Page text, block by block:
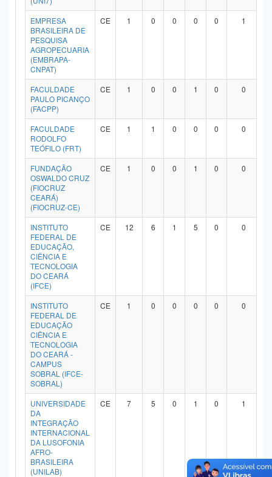
Planalto
EMPRESA
BRASILEIRA DE
PESQUISA
AGROPECUARIA
(EMBRAPA-
CNPAT)
CE 1 0 0 0 0 1
FACULDADE
PAULO PICANÇO
(FACPP)
CE 1 0 0 1 0 0
FACULDADE
RODOLFO
TEÓFILO (FRT)
CE 1 1 0 0 0 0
FUNDAÇÃO
OSWALDO CRUZ
(FIOCRUZ
CEARÁ)
(FIOCRUZ-CE)
CE 1 0 0 1 0 0
INSTITUTO
FEDERAL DE
EDUCAÇÃO,
CIÊNCIA E
TECNOLOGIA
DO CEARÁ
(IFCE)
CE 12 6 1 5 0 0
INSTITUTO
FEDERAL DE
EDUCAÇÃO
CIÊNCIA E
TECNOLOGIA
DO CEARÁ -
CAMPUS
SOBRAL (IFCE-
SOBRAL)
CE 1 0 0 0 0 0
UNIVERSIDADE
DA
INTEGRAÇÃO
INTERNACIONAL
DA LUSOFONIA
AFRO-
BRASILEIRA
(UNILAB)
CE 7 5 0 1 0 1